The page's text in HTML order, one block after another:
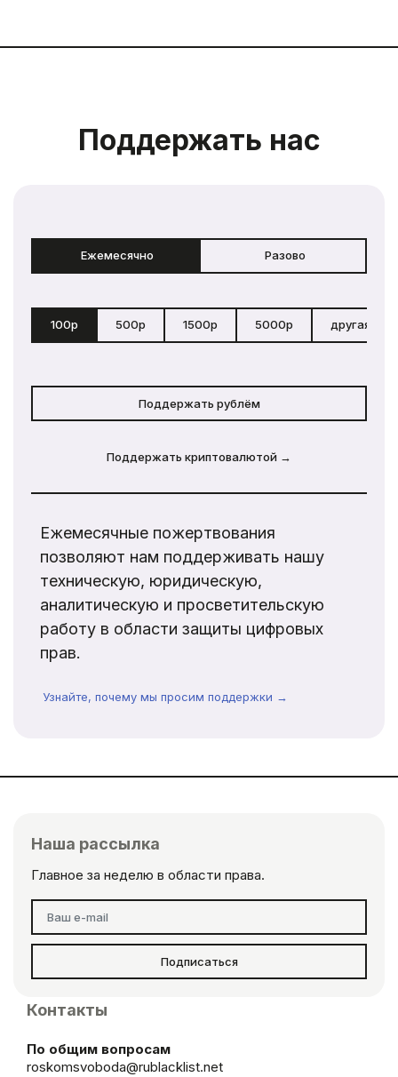
Поддержать нас
Ежемесячно Разово
100р 500р 1500р 5000р другая
Поддержать рублём
Поддержать криптовалютой →
Ежемесячные пожертвования
позволяют нам поддерживать нашу
техническую, юридическую,
аналитическую и просветительскую
работу в области защиты цифровых
прав.
Узнайте, почему мы просим поддержки →
Наша рассылка
Главное за неделю в области права.
Подписаться
Контакты
По общим вопросам
roskomsvoboda@rublacklist.net